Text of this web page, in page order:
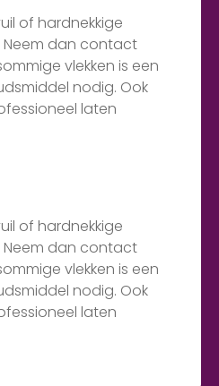
of hardnekkige
Neem dan contact
vlekken is een
nodig. Ook
laten
of hardnekkige
Neem dan contact
vlekken is een
nodig. Ook
laten